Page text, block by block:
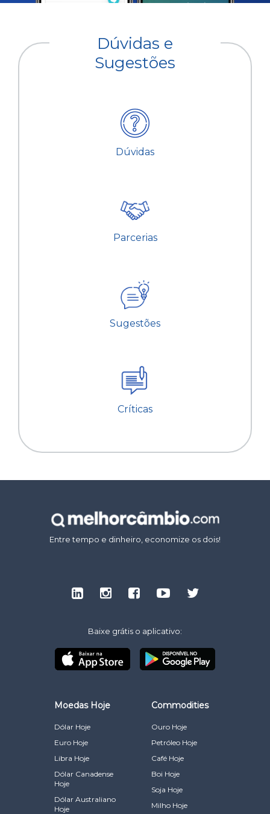
Dúvidas e
Sugestões
Dúvidas
Parcerias
Sugestões
Críticas
Entre tempo e dinheiro, economize os dois!
Baixe grátis o aplicativo:
Moedas Hoje
Dólar Hoje
Euro Hoje
Libra Hoje
Dólar Canadense
Hoje
Dólar Australiano
Hoje
Commodities
Ouro Hoje
Petróleo Hoje
Café Hoje
Boi Hoje
Soja Hoje
Milho Hoje